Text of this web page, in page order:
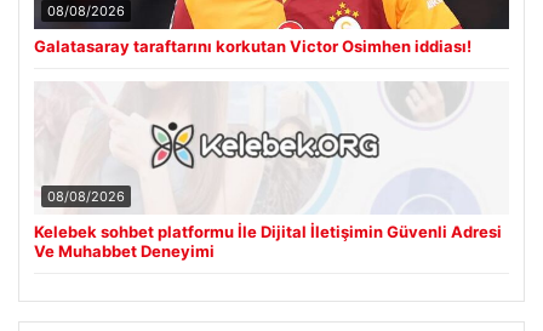
08/08/2026
Galatasaray taraftarını korkutan Victor Osimhen iddiası!
08/08/2026
Kelebek sohbet platformu İle Dijital İletişimin Güvenli Adresi
Ve Muhabbet Deneyimi